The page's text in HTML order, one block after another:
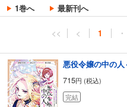
1巻へ 最新刊へ
<< < 1 ・
715円 (税込)
完結